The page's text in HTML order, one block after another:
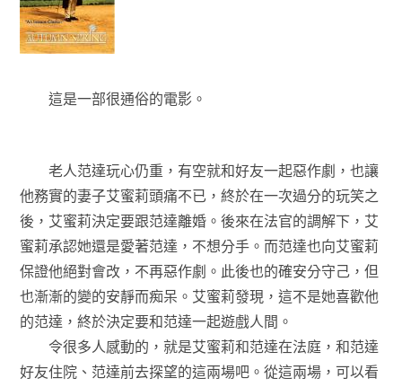
這是一部很通俗的電影。
老人范達玩心仍重，有空就和好友一起惡作劇，也讓
他務實的妻子艾蜜莉頭痛不已，終於在一次過分的玩笑之
後，艾蜜莉決定要跟范達離婚。後來在法官的調解下，艾
蜜莉承認她還是愛著范達，不想分手。而范達也向艾蜜莉
保證他絕對會改，不再惡作劇。此後也的確安分守己，但
也漸漸的變的安靜而痴呆。艾蜜莉發現，這不是她喜歡他
的范達，終於決定要和范達一起遊戲人間。
令很多人感動的，就是艾蜜莉和范達在法庭，和范達
好友住院、范達前去探望的這兩場吧。從這兩場，可以看